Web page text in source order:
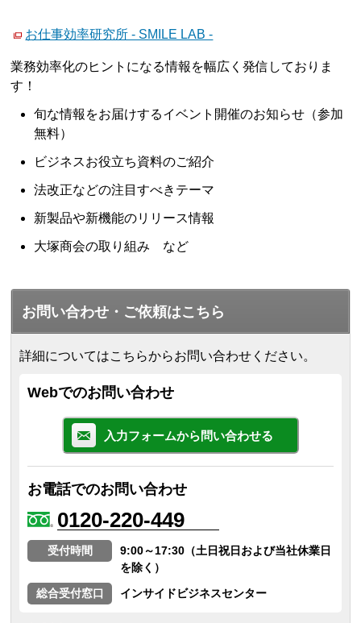
お仕事効率研究所 - SMILE LAB -
業務効率化のヒントになる情報を幅広く発信しておりま
す！
旬な情報をお届けするイベント開催のお知らせ（参加
無料）
ビジネスお役立ち資料のご紹介
法改正などの注目すべきテーマ
新製品や新機能のリリース情報
大塚商会の取り組み など
お問い合わせ・ご依頼はこちら
詳細についてはこちらからお問い合わせください。
Webでのお問い合わせ
入力フォームから問い合わせる
お電話でのお問い合わせ
0120-220-449
受付時間
9:00～17:30（土日祝日および当社休業日
を除く）
総合受付窓口
インサイドビジネスセンター